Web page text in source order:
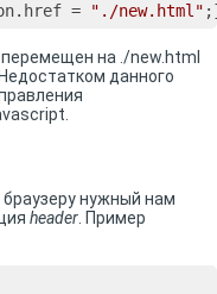
= "./new.html"
на ./new.html
данного
нужный нам
header . Пример